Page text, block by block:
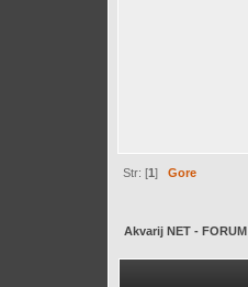
Str: [1]Gore
Akvarij NET - FORUM